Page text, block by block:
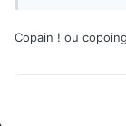
Copain ! ou